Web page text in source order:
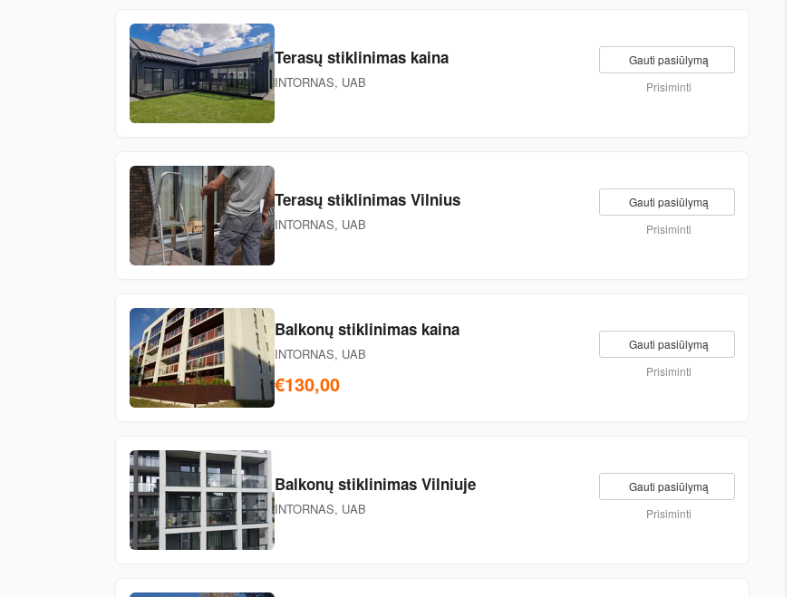
Terasų stiklinimas kaina
INTORNAS, UAB
Gauti pasiūlymą
Prisiminti
Terasų stiklinimas Vilnius
INTORNAS, UAB
Gauti pasiūlymą
Prisiminti
Balkonų stiklinimas kaina
INTORNAS, UAB
€130,00
Gauti pasiūlymą
Prisiminti
Balkonų stiklinimas Vilniuje
INTORNAS, UAB
Gauti pasiūlymą
Prisiminti